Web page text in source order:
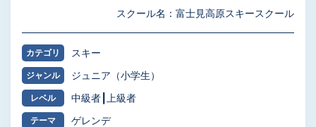
スクール名：富士見高原スキースクール
カテゴリ スキー
ジャンル ジュニア（小学生）
レベル 中級者 上級者
テーマ ゲレンデ